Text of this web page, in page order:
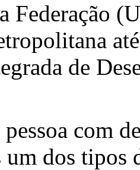
Federação
de
com
um dos